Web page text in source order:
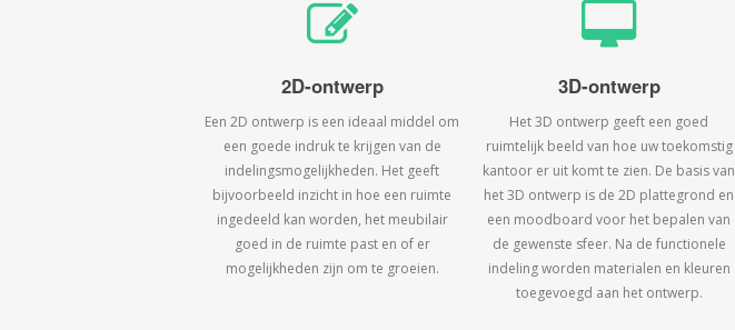
2D-ontwerp
Een 2D ontwerp is een ideaal middel om
een goede indruk te krijgen van de
indelingsmogelijkheden. Het geeft
bijvoorbeeld inzicht in hoe een ruimte
ingedeeld kan worden, het meubilair
goed in de ruimte past en of er
mogelijkheden zijn om te groeien.
3D-ontwerp
Het 3D ontwerp geeft een goed
ruimtelijk beeld van hoe uw toekomstig
kantoor er uit komt te zien. De basis van
het 3D ontwerp is de 2D plattegrond en
een moodboard voor het bepalen van
de gewenste sfeer. Na de functionele
indeling worden materialen en kleuren
toegevoegd aan het ontwerp.